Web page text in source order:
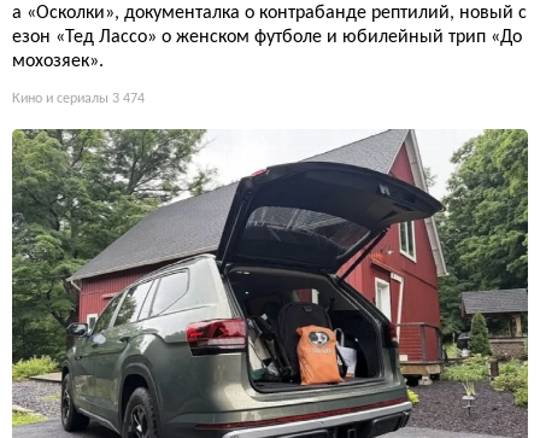
а «Осколки», документалка о контрабанде рептилий, новый с
езон «Тед Лассо» о женском футболе и юбилейный трип «До
мохозяек».
Кино и сериалы 3 474